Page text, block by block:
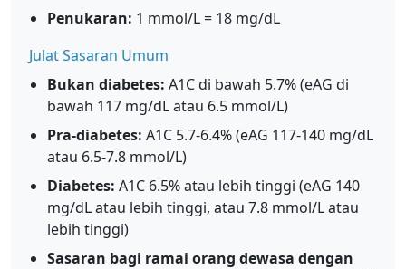
Penukaran: 1 mmol/L = 18 mg/dL
Julat Sasaran Umum
Bukan diabetes: A1C di bawah 5.7% (eAG di
bawah 117 mg/dL atau 6.5 mmol/L)
Pra-diabetes: A1C 5.7-6.4% (eAG 117-140 mg/dL
atau 6.5-7.8 mmol/L)
Diabetes: A1C 6.5% atau lebih tinggi (eAG 140
mg/dL atau lebih tinggi, atau 7.8 mmol/L atau
lebih tinggi)
Sasaran bagi ramai orang dewasa dengan